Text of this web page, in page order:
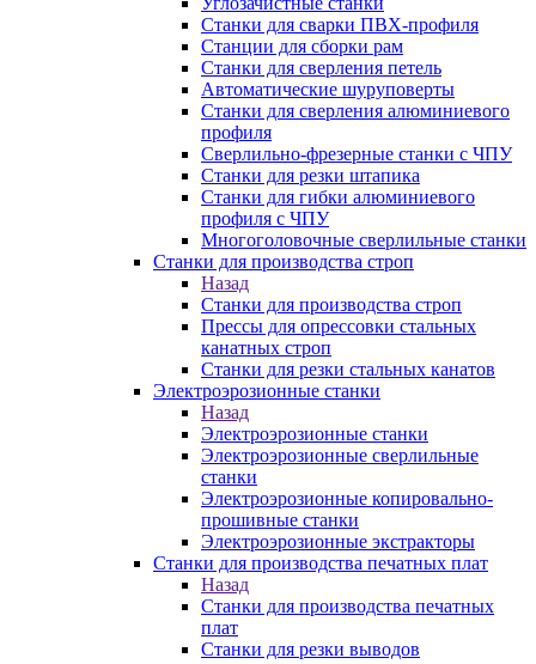
Станки для сварки ПВХ-профиля
Станции для сборки рам
Станки для сверления петель
Автоматические шуруповерты
Станки для сверления алюминиевого
профиля
Сверлильно-фрезерные станки с ЧПУ
Станки для резки штапика
Станки для гибки алюминиевого
профиля с ЧПУ
Многоголовочные сверлильные станки
Станки для производства строп
Назад
Станки для производства строп
Прессы для опрессовки стальных
канатных строп
Станки для резки стальных канатов
Электроэрозионные станки
Назад
Электроэрозионные станки
Электроэрозионные сверлильные
станки
Электроэрозионные копировально-
прошивные станки
Электроэрозионные экстракторы
Станки для производства печатных плат
Назад
Станки для производства печатных
плат
Станки для резки выводов